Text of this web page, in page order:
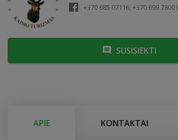
+370 685 07116, +370 699 78001
SUSISIEKTI
APIE KONTAKTAI